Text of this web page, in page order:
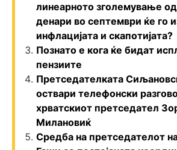
линеарното зголемување
денари во септември ќе го
инфлацијата и скапотијата?
Познато е кога ќе бидат
пензиите
Претседателката
оствари телефонски
хрватскиот претседател
Милановиќ
Средба на претседателот